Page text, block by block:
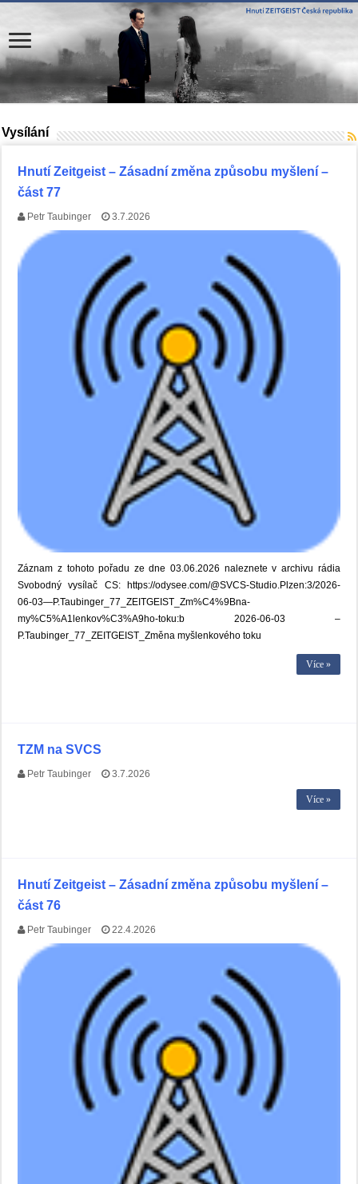
Vysílání
Hnutí Zeitgeist – Zásadní změna způsobu myšlení –
část 77
Petr Taubinger 3.7.2026
Záznam z tohoto pořadu ze dne 03.06.2026 naleznete v archivu rádia
Svobodný vysílač CS: https://odysee.com/@SVCS-Studio.Plzen:3/2026-
06-03—P.Taubinger_77_ZEITGEIST_Zm%C4%9Bna-
my%C5%A1lenkov%C3%A9ho-toku:b 2026-06-03 –
P.Taubinger_77_ZEITGEIST_Změna myšlenkového toku
Více »
TZM na SVCS
Petr Taubinger 3.7.2026
Více »
Hnutí Zeitgeist – Zásadní změna způsobu myšlení –
část 76
Petr Taubinger 22.4.2026